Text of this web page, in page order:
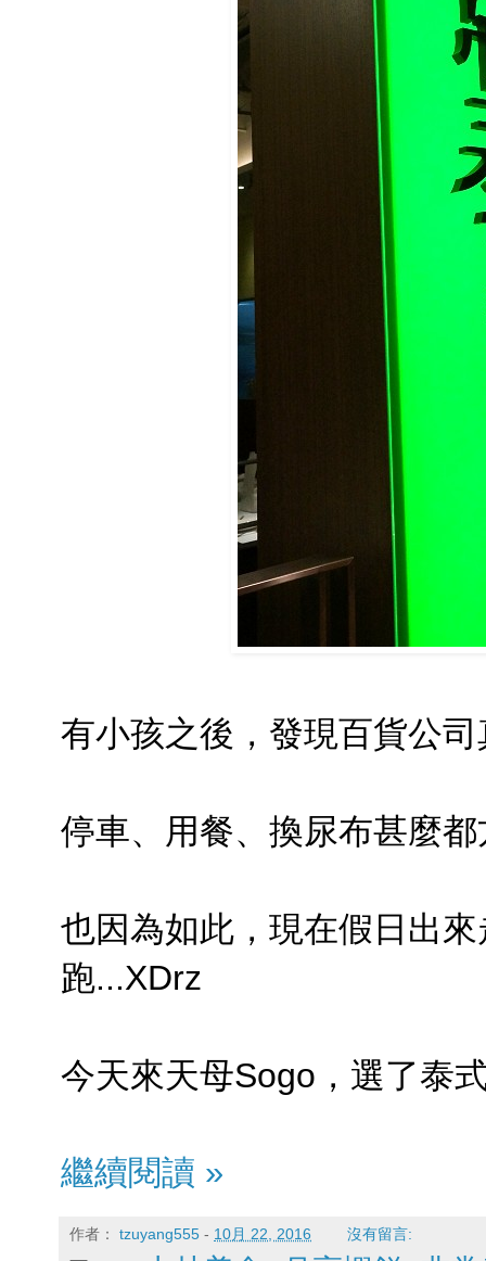
有小孩之後，發現百貨公
停車、用餐、換尿布甚麼
也因為如此，現在假日出
跑...XDrz
今天來天母Sogo，選了泰
繼續閱讀 »
作者： tzuyang555 - 10月 22, 2016 沒有留言: